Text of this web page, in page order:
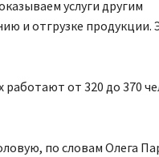
услуги другим
и отгрузке продукции.
от 320 до 370
по словам Олега